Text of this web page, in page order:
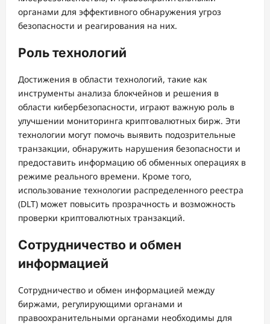
органами для эффективного обнаружения угроз
безопасности и реагирования на них.
Роль технологий
Достижения в области технологий, такие как
инструменты анализа блокчейнов и решения в
области кибербезопасности, играют важную роль в
улучшении мониторинга криптовалютных бирж. Эти
технологии могут помочь выявить подозрительные
транзакции, обнаружить нарушения безопасности и
предоставить информацию об обменных операциях в
режиме реального времени. Кроме того,
использование технологии распределенного реестра
(DLT) может повысить прозрачность и возможность
проверки криптовалютных транзакций.
Сотрудничество и обмен
информацией
Сотрудничество и обмен информацией между
биржами, регулирующими органами и
правоохранительными органами необходимы для